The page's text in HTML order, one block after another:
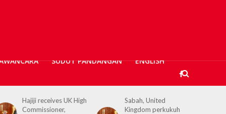
SUDUT PANDANGAN ENGLISH
Sabah, United
Kingdom perkukuh
Kerajaan Negeri
prihatin, 362 mangsa